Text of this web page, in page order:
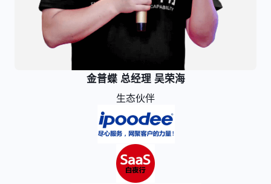
金普蝶 总经理 吴荣海
生态伙伴